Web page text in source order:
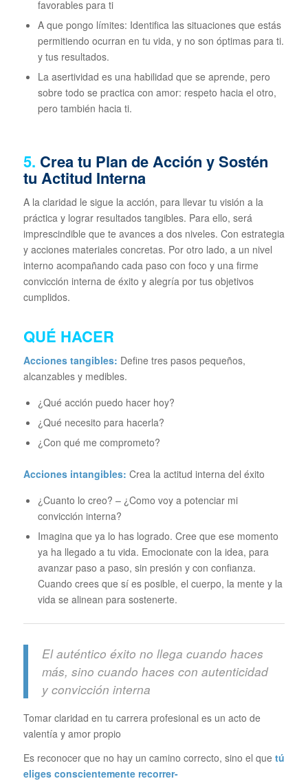
favorables para ti
A que pongo límites: Identifica las situaciones que estás
permitiendo ocurran en tu vida, y no son óptimas para ti.
y tus resultados.
La asertividad es una habilidad que se aprende, pero
sobre todo se practica con amor: respeto hacia el otro,
pero también hacia ti.
5. Crea tu Plan de Acción y Sostén
tu Actitud Interna
A la claridad le sigue la acción, para llevar tu visión a la
práctica y lograr resultados tangibles. Para ello, será
imprescindible que te avances a dos niveles. Con estrategia
y acciones materiales concretas. Por otro lado, a un nivel
interno acompañando cada paso con foco y una firme
convicción interna de éxito y alegría por tus objetivos
cumplidos.
QUÉ HACER
Acciones tangibles: Define tres pasos pequeños,
alcanzables y medibles.
¿Qué acción puedo hacer hoy?
¿Qué necesito para hacerla?
¿Con qué me comprometo?
Acciones intangibles: Crea la actitud interna del éxito
¿Cuanto lo creo? – ¿Como voy a potenciar mi
convicción interna?
Imagina que ya lo has logrado. Cree que ese momento
ya ha llegado a tu vida. Emocionate con la idea, para
avanzar paso a paso, sin presión y con confianza.
Cuando crees que sí es posible, el cuerpo, la mente y la
vida se alinean para sostenerte.
El auténtico éxito no llega cuando haces
más, sino cuando haces con autenticidad
y convicción interna
Tomar claridad en tu carrera profesional es un acto de
valentía y amor propio
Es reconocer que no hay un camino correcto, sino el que tú
eliges conscientemente recorrer-